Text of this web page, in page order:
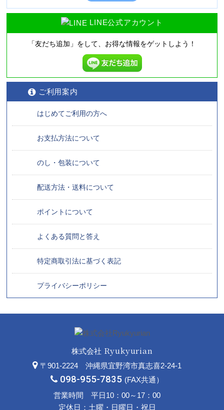
LINE公式アカウント
「友だち追加」をして、 お得な情報をゲットしよう！
ご利用案内
はじめてご利用の方へ
お支払方法について
のし・包装について
配送方法・送料について
ポイントについて
よくある質問と答え
特定商取引法に基づく表記
プライバシーポリシー
株式会社 Ryukyurian
〒901-2224 沖縄県宜野湾市真志喜2-24-1
098-955-7835 (FAX共通）
営業時間 平日10：00～17：00
定休日：土曜・日曜日・祝日